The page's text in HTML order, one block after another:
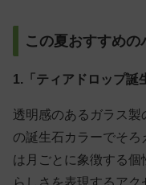
この夏おすすめの
1.「ティアドロップ誕
透明感のあるガラス
の誕生石カラーでそ
は月ごとに象徴する
らしさを表現するアク